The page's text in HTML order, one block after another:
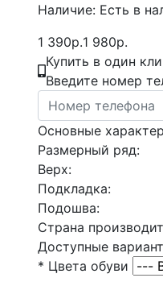
Наличие: Есть в
1 390р.1 980р.
Купить в один
Введите номер
Основные
Размерный ряд:
Верх:
Подкладка:
Подошва:
Страна
Доступные
* Цвета обуви